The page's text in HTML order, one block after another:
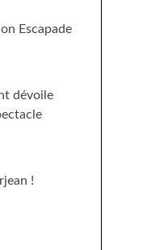
Escapade
dévoile
!